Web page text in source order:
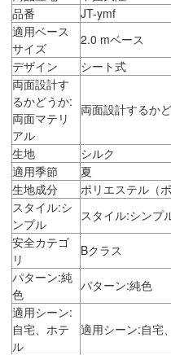
品番
JT-ymf
適用ベース
サイズ
2.0 mベース
デザイン
シート式
両面設計す
るかどうか:
両面マテリ
アル
両面設計するか
生地
シルク
適用季節
夏
生地成分
ポリエステル（
スタイル:シ
ンプル
スタイル:シンプ
安全カテゴ
リ
Bクラス
パターン:純
色
パターン:純色
適用シーン:
自宅、ホテ
ル
適用シーン:自宅